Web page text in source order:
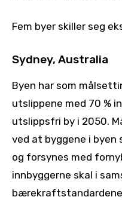
Fem byer skiller seg
Sydney, Australia
Byen har som
utslippene med 70 %
utslippsfri by i 2050.
ved at byggene i byen
og forsynes med
innbyggerne skal i